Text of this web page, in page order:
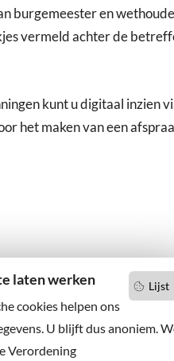
Lijst
laten werken
cookies helpen ons
U blijft dus anoniem.
Verordening
burgemeester en
vermeld achter de
kunt u digitaal
het maken van een